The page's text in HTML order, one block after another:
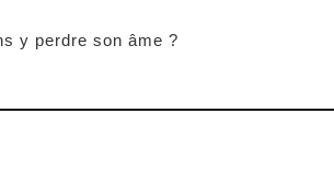
y perdre son âme ?